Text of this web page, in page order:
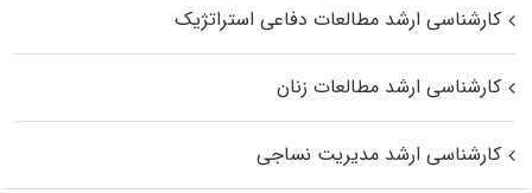
کارشناسی ارشد مطالعات دفاعی استراتژیک
کارشناسی ارشد مطالعات زنان
کارشناسی ارشد مدیریت نساجی